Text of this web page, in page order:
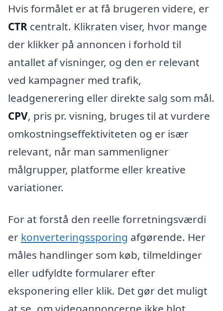
Hvis formålet er at få brugeren videre, er
CTR centralt. Klikraten viser, hvor mange
der klikker på annoncen i forhold til
antallet af visninger, og den er relevant
ved kampagner med trafik,
leadgenerering eller direkte salg som mål.
CPV, pris pr. visning, bruges til at vurdere
omkostningseffektiviteten og er især
relevant, når man sammenligner
målgrupper, platforme eller kreative
variationer.
For at forstå den reelle forretningsværdi
er konverteringssporing afgørende. Her
måles handlinger som køb, tilmeldinger
eller udfyldte formularer efter
eksponering eller klik. Det gør det muligt